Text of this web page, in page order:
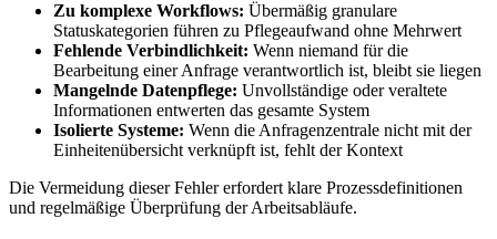
Zu komplexe Workflows: Übermäßig granulare
Statuskategorien führen zu Pflegeaufwand ohne Mehrwert
Fehlende Verbindlichkeit: Wenn niemand für die
Bearbeitung einer Anfrage verantwortlich ist, bleibt sie liegen
Mangelnde Datenpflege: Unvollständige oder veraltete
Informationen entwerten das gesamte System
Isolierte Systeme: Wenn die Anfragenzentrale nicht mit der
Einheitenübersicht verknüpft ist, fehlt der Kontext
Die Vermeidung dieser Fehler erfordert klare Prozessdefinitionen
und regelmäßige Überprüfung der Arbeitsabläufe.